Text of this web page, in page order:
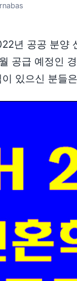
16일
년 공공 분양
공급 예정인
있으신 분들